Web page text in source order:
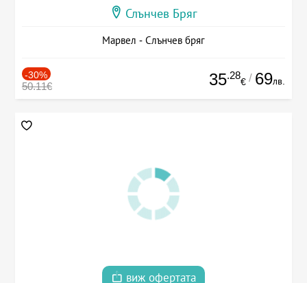
Слънчев Бряг
Марвел - Слънчев бряг
-30%
50.11€ 35.28
€ / 69лв.
виж офертата